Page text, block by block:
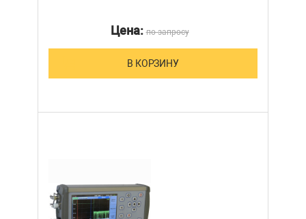
Цена:по запросу
В КОРЗИНУ